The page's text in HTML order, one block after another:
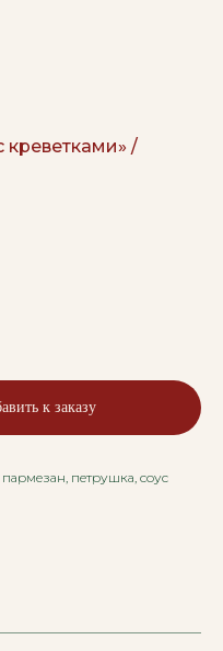
креветками» /
к заказу
петрушка, соус